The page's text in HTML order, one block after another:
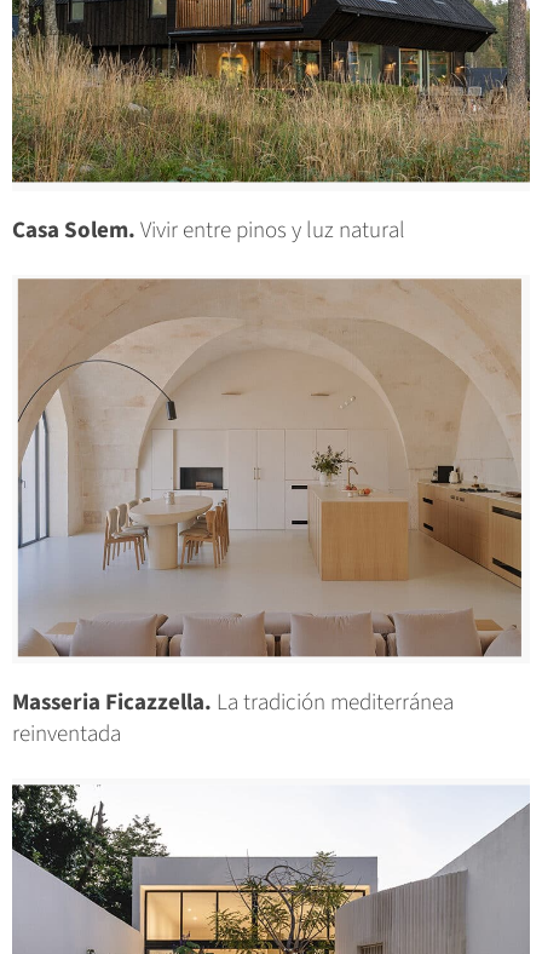
Casa Solem.Vivir entre pinos y luz natural
Masseria Ficazzella. La tradición mediterránea
reinventada